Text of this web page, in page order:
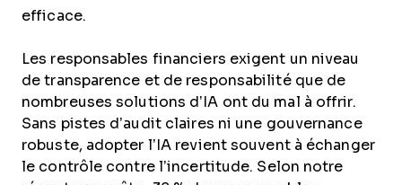
efficace.
Les responsables financiers exigent un niveau
de transparence et de responsabilité que de
nombreuses solutions d’IA ont du mal à offrir.
Sans pistes d’audit claires ni une gouvernance
robuste, adopter l’IA revient souvent à échanger
le contrôle contre l’incertitude. Selon notre